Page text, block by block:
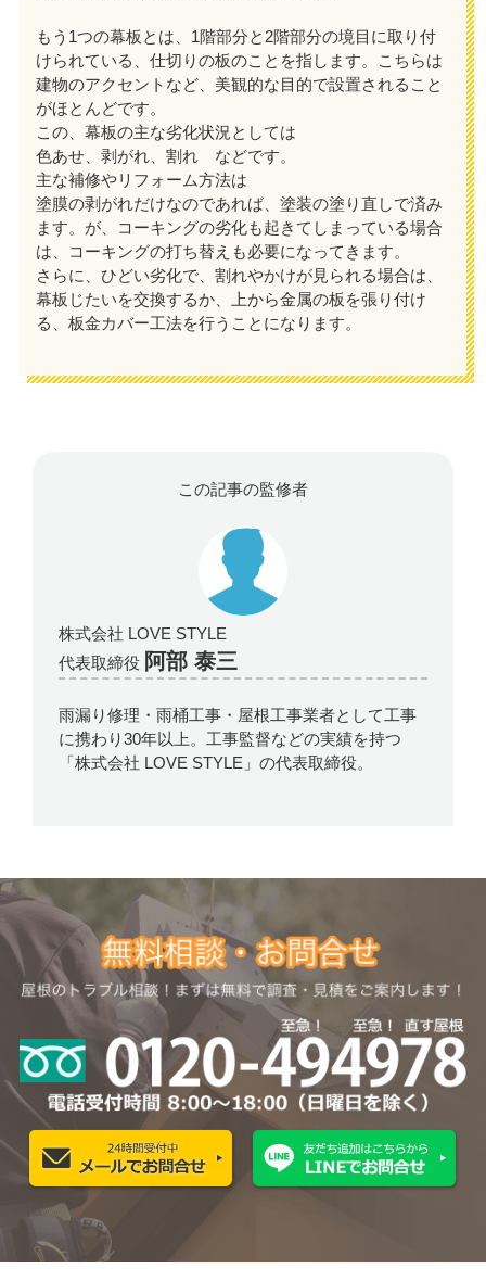
もう1つの幕板とは、1階部分と2階部分の境目に取り付
けられている、仕切りの板のことを指します。こちらは
建物のアクセントなど、美観的な目的で設置されること
がほとんどです。
この、幕板の主な劣化状況としては
色あせ、剥がれ、割れ などです。
主な補修やリフォーム方法は
塗膜の剥がれだけなのであれば、塗装の塗り直しで済み
ます。が、コーキングの劣化も起きてしまっている場合
は、コーキングの打ち替えも必要になってきます。
さらに、ひどい劣化で、割れやかけが見られる場合は、
幕板じたいを交換するか、上から金属の板を張り付け
る、板金カバー工法を行うことになります。
この記事の監修者
株式会社 LOVE STYLE
代表取締役 阿部 泰三
雨漏り修理・雨桶工事・屋根工事業者として工事
に携わり30年以上。工事監督などの実績を持つ
「株式会社 LOVE STYLE」の代表取締役。